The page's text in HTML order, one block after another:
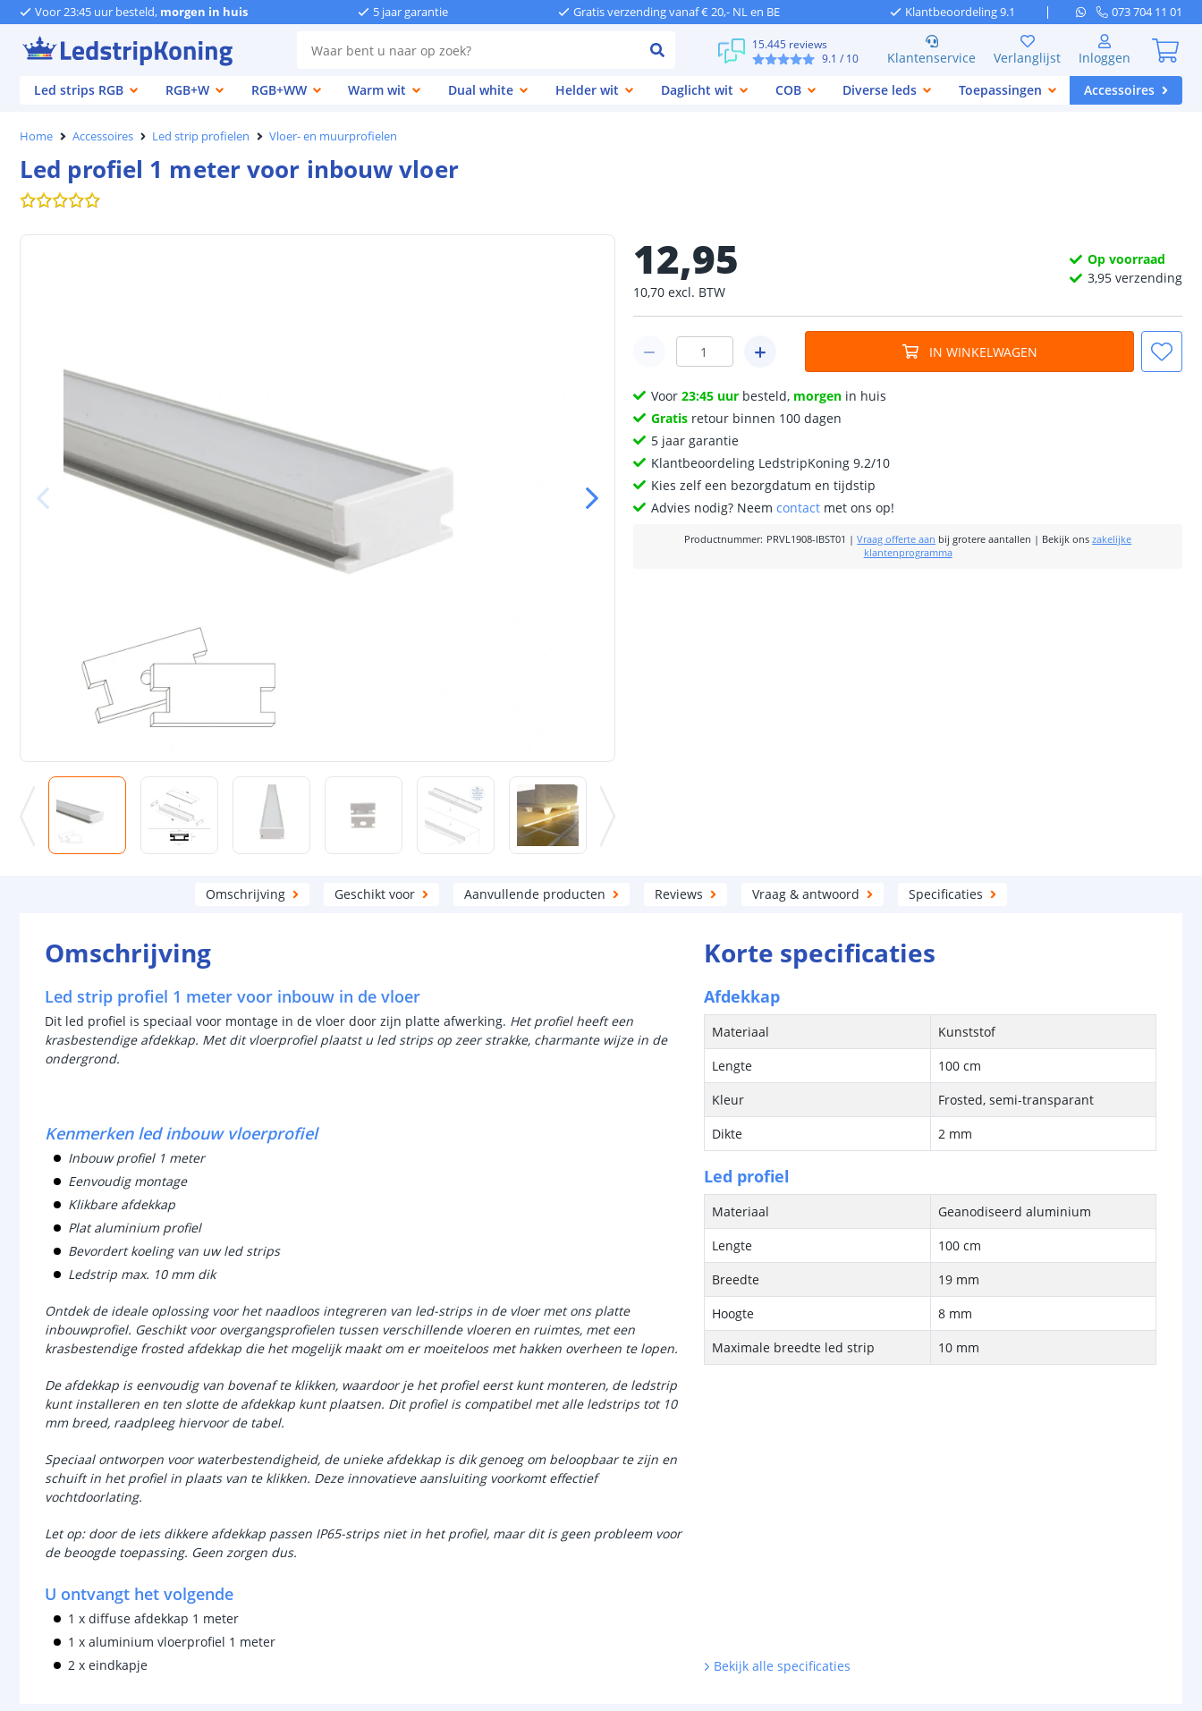
Voor 23:45 uur besteld, morgen in huis 5 jaar garantie Gratis verzending vanaf € 20,- NL en BE Klantbeoordeling 9.1 073 704 11 01
15.445 reviews
9.1 / 10 Klantenservice Verlanglijst
Inloggen
Led strips RGB
RGB+W RGB+WW Warm wit Dual white Helder wit Daglicht wit COB Diverse leds Toepassingen Accessoires
Home Accessoires Led strip profielen Vloer- en muurprofielen
Led profiel 1 meter voor inbouw vloer
12,95
10,70 excl. BTW
Op voorraad
3,95 verzending
IN WINKELWAGEN
Voor23:45 uur besteld, morgen in huis
Gratis retour binnen 100 dagen
5 jaar garantie
Klantbeoordeling LedstripKoning 9.2/10
Kies zelf een bezorgdatum en tijdstip
Advies nodig? Neemcontact met ons op!
Productnummer: PRVL1908-IBST01 |Vraag offerte aan bij grotere aantallen | Bekijk ons zakelijke
klantenprogramma
Omschrijving Geschikt voor Aanvullende producten Reviews Vraag & antwoord Specificaties
Omschrijving
Led strip profiel 1 meter voor inbouw in de vloer
Dit led profiel is speciaal voor montage in de vloer door zijn platte afwerking. Het profiel heeft een
krasbestendige afdekkap. Met dit vloerprofiel plaatst u led strips op zeer strakke, charmante wijze in de
ondergrond.
Kenmerken led inbouw vloerprofiel
Inbouw profiel 1 meter
Eenvoudig montage
Klikbare afdekkap
Plat aluminium profiel
Bevordert koeling van uw led strips
Ledstrip max. 10 mm dik
Ontdek de ideale oplossing voor het naadloos integreren van led-strips in de vloer met ons platte
inbouwprofiel. Geschikt voor overgangsprofielen tussen verschillende vloeren en ruimtes, met een
krasbestendige frosted afdekkap die het mogelijk maakt om er moeiteloos met hakken overheen te lopen.
De afdekkap is eenvoudig van bovenaf te klikken, waardoor je het profiel eerst kunt monteren, de ledstrip
kunt installeren en ten slotte de afdekkap kunt plaatsen. Dit profiel is compatibel met alle ledstrips tot 10
mm breed, raadpleeg hiervoor de tabel.
Speciaal ontworpen voor waterbestendigheid, de unieke afdekkap is dik genoeg om beloopbaar te zijn en
schuift in het profiel in plaats van te klikken. Deze innovatieve aansluiting voorkomt effectief
vochtdoorlating.
Let op: door de iets dikkere afdekkap passen IP65-strips niet in het profiel, maar dit is geen probleem voor
de beoogde toepassing. Geen zorgen dus.
U ontvangt het volgende
1 x diffuse afdekkap 1 meter
1 x aluminium vloerprofiel 1 meter
2 x eindkapje
Korte specificaties
Afdekkap
Materiaal
Kunststof
Lengte
100 cm
Kleur
Frosted, semi-transparant
Dikte
2 mm
Led profiel
Materiaal
Geanodiseerd aluminium
Lengte
100 cm
Breedte
19 mm
Hoogte
8 mm
Maximale breedte led strip
10 mm
Bekijk alle specificaties